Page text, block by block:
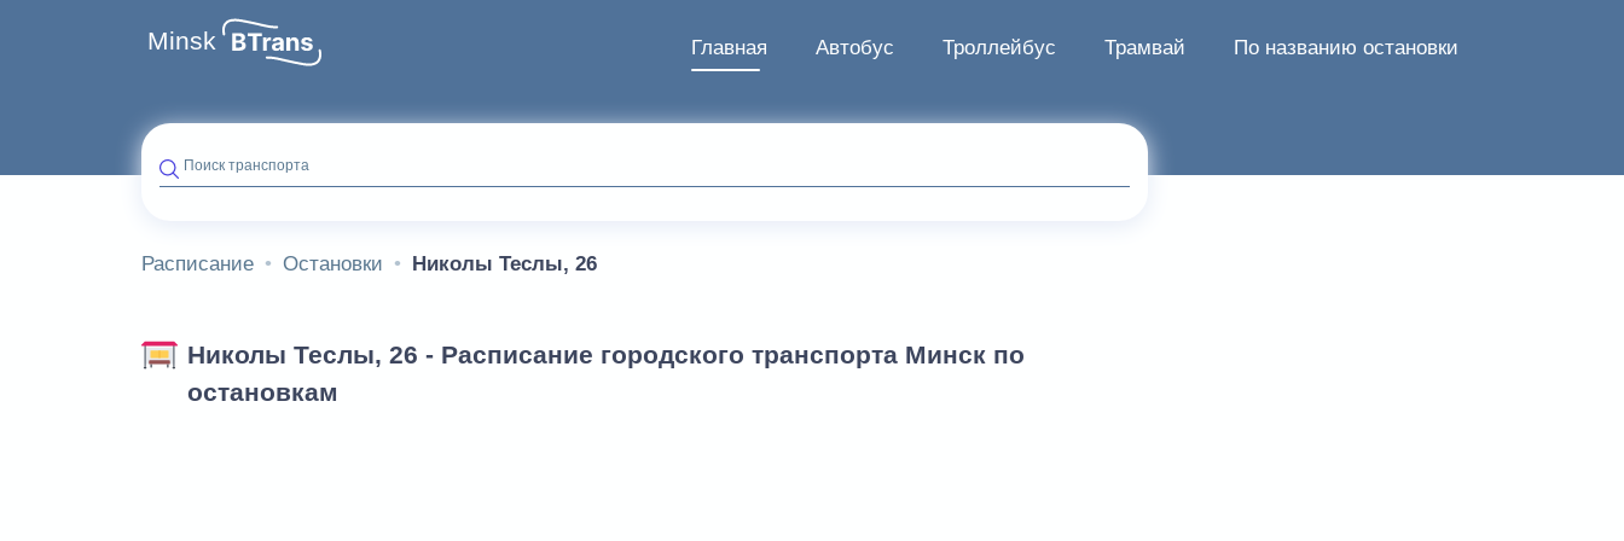
Minsk Главная Автобус Троллейбус Трамвай По названию остановки
Поиск транспорта
Расписание Остановки Николы Теслы, 26
Николы Теслы, 26 - Расписание городского транспорта Минск по
остановкам